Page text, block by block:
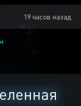
19 часов назад